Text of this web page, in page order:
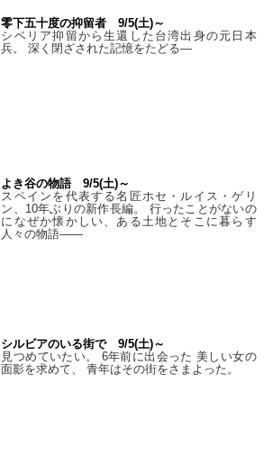
零下五十度の抑留者 9/5(土)～
シベリア抑留から生還した台湾出身の元日本
兵。 深く閉ざされた記憶をたどる—
よき谷の物語 9/5(土)～
スペインを代表する名匠ホセ・ルイス・ゲリ
ン、10年ぶりの新作長編。 行ったことがないの
になぜか懐かしい、ある土地とそこに暮らす
人々の物語――
シルビアのいる街で 9/5(土)～
見つめていたい。 6年前に出会った 美しい女の
面影を求めて、 青年はその街をさまよった。